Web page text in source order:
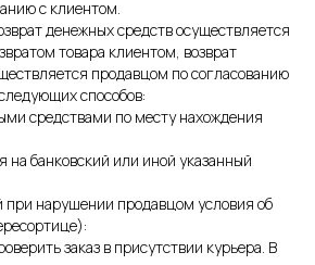
с клиентом.
денежных средств осуществляется
товара клиентом, возврат
продавцом по согласованию
способов:
средствами по месту нахождения
на банковский или иной указанный
при нарушении продавцом условия об
заказ в присутствии курьера. В